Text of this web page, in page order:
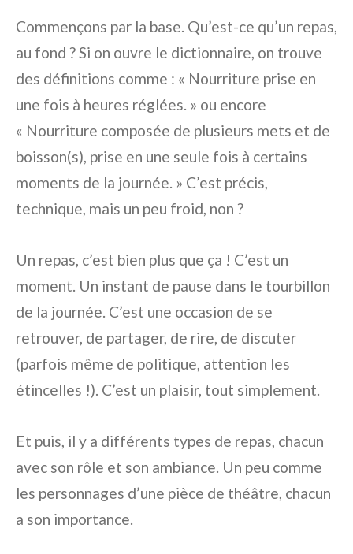
Commençons par la base. Qu’est-ce qu’un repas,
au fond ? Si on ouvre le dictionnaire, on trouve
des définitions comme : « Nourriture prise en
une fois à heures réglées. » ou encore
« Nourriture composée de plusieurs mets et de
boisson(s), prise en une seule fois à certains
moments de la journée. » C’est précis,
technique, mais un peu froid, non ?
Un repas, c’est bien plus que ça ! C’est un
moment. Un instant de pause dans le tourbillon
de la journée. C’est une occasion de se
retrouver, de partager, de rire, de discuter
(parfois même de politique, attention les
étincelles !). C’est un plaisir, tout simplement.
Et puis, il y a différents types de repas, chacun
avec son rôle et son ambiance. Un peu comme
les personnages d’une pièce de théâtre, chacun
a son importance.